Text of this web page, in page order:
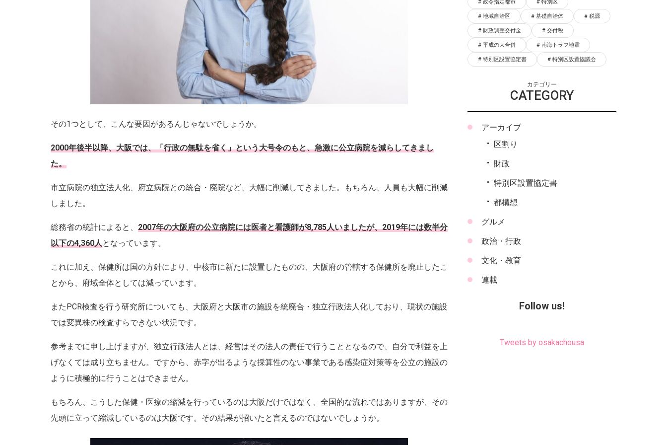
その1つとして、こんな要因があるんじゃないでしょうか。
2000年後半以降、大阪では、「行政の無駄を省く」という大号令のもと、急激に公立病院を減らしてきまし
た。
市立病院の独立法人化、府立病院との統合・廃院など、大幅に削減してきました。もちろん、人員も大幅に削減
しました。
総務省の統計によると、 2007年の大阪府の公立病院には医者と看護師が8,785人いましたが、2019年には数半分
以下の4,360人となっています。
これに加え、保健所は国の方針により、中核市に新たに設置したものの、大阪府の管轄する保健所を廃止したこ
とから、府域全体としては減っています。
またPCR検査を行う研究所についても、大阪府と大阪市の施設を統廃合・独立行政法人化しており、現状の施設
では変異株の検査すらできない状況です。
参考までに申し上げますが、独立行政法人とは、経営はその法人の責任で行うこととなるので、自分で利益を上
げなくては成り立ちません。ですから、赤字が出るような採算性のない事業である感染症対策等を公立の施設の
ように積極的に行うことはできません。
もちろん、こうした保健・医療の縮減を行っているのは大阪だけではなく、全国的な流れではありますが、その
先頭に立って縮減しているのは大阪です。その結果が招いたと言えるのではないでしょうか。
政令指定都市 特別区
地域自治区 基礎自治体 税源
財政調整交付金 交付税
平成の大合併 南海トラフ地震
特別区設置協定書 特別区設置協議会
カテゴリー
CATEGORY
アーカイブ
区割り
財政
特別区設置協定書
都構想
グルメ
政治・行政
文化・教育
連載
Follow us!
Tweets by osakachousa